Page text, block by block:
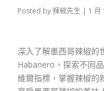
Posted by辣椒先生 | 1 月
深入了解墨西哥辣椒的
Habanero，探索不同
維爾指標，掌握辣椒的